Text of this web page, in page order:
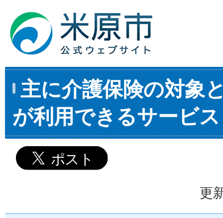
主に介護保険の対象
が利用できるサービス
更